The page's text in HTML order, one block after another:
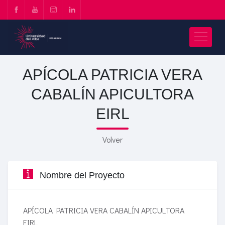
APÍCOLA PATRICIA VERA
CABALÍN APICULTORA
EIRL
Volver
Nombre del Proyecto
APÍCOLA PATRICIA VERA CABALÍN APICULTORA
EIRL